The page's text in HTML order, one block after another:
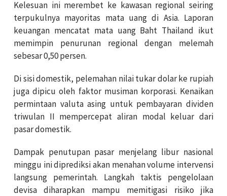
Kelesuan ini merembet ke kawasan regional seiring
terpukulnya mayoritas mata uang di Asia. Laporan
keuangan mencatat mata uang Baht Thailand ikut
memimpin penurunan regional dengan melemah
sebesar 0,50 persen.
Di sisi domestik, pelemahan nilai tukar dolar ke rupiah
juga dipicu oleh faktor musiman korporasi. Kenaikan
permintaan valuta asing untuk pembayaran dividen
triwulan II mempercepat aliran modal keluar dari
pasar domestik.
Dampak penutupan pasar menjelang libur nasional
minggu ini diprediksi akan menahan volume intervensi
langsung pemerintah. Langkah taktis pengelolaan
devisa diharapkan mampu memitigasi risiko jika